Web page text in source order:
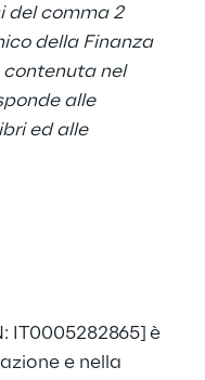
del comma 2
della Finanza
nel
alle
ed alle
IT0005282865] è
e nella